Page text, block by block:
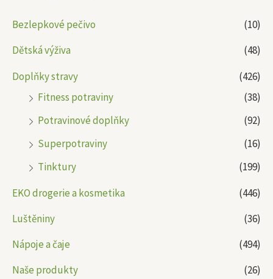
Bezlepkové pečivo
(10)
Dětská výživa
(48)
Doplňky stravy
(426)
Fitness potraviny
(38)
Potravinové doplňky
(92)
Superpotraviny
(16)
Tinktury
(199)
EKO drogerie a kosmetika
(446)
Luštěniny
(36)
Nápoje a čaje
(494)
Naše produkty
(26)